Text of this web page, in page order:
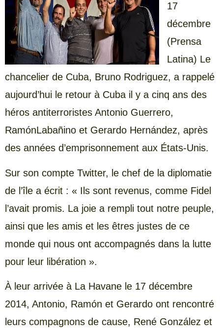
17
décembre
(Prensa
Latina) Le
chancelier de Cuba, Bruno Rodriguez, a rappelé
aujourd’hui le retour à Cuba il y a cinq ans des
héros antiterroristes Antonio Guerrero,
RamónLabañino et Gerardo Hernández, après
des années d’emprisonnement aux États-Unis.
Sur son compte Twitter, le chef de la diplomatie
de l’île a écrit : « Ils sont revenus, comme Fidel
l’avait promis. La joie a rempli tout notre peuple,
ainsi que les amis et les êtres justes de ce
monde qui nous ont accompagnés dans la lutte
pour leur libération ».
À leur arrivée à La Havane le 17 décembre
2014, Antonio, Ramón et Gerardo ont rencontré
leurs compagnons de cause, René González et